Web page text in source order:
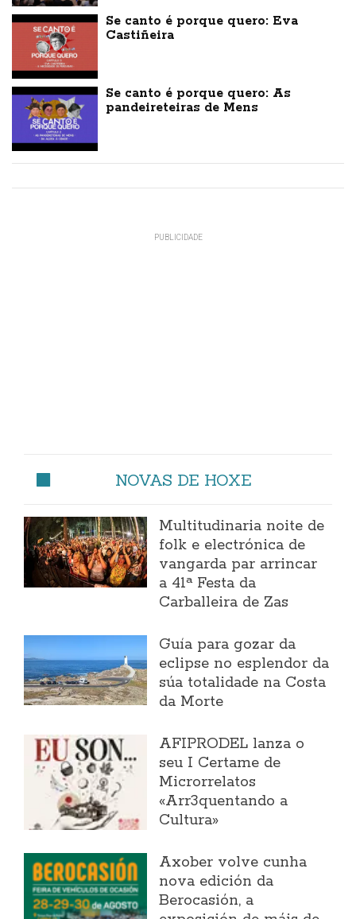
Se canto é porque quero: Eva
Castiñeira
Se canto é porque quero: As
pandeireteiras de Mens
NOVAS DE HOXE
Multitudinaria noite de
folk e electrónica de
vangarda par arrincar
a 41ª Festa da
Carballeira de Zas
Guía para gozar da
eclipse no esplendor da
súa totalidade na Costa
da Morte
AFIPRODEL lanza o
seu I Certame de
Microrrelatos
«Arr3quentando a
Cultura»
Axober volve cunha
nova edición da
Berocasión, a